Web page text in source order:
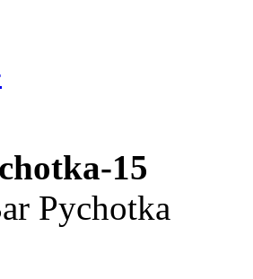
15
Pychotka